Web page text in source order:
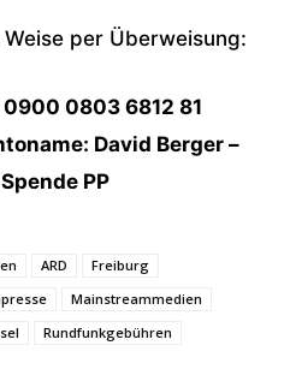
per Überweisung:
0803 6812 81
David Berger –
PP
ARD
Freiburg
Mainstreammedien
Rundfunkgebühren